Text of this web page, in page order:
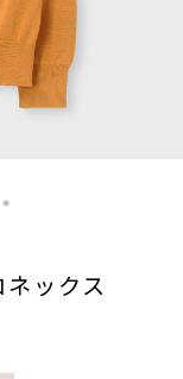
ックス